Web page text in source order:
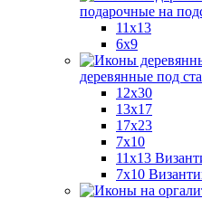
подарочные на
11x13
6x9
деревянные под
12х30
13x17
17x23
7x10
11x13
7x10